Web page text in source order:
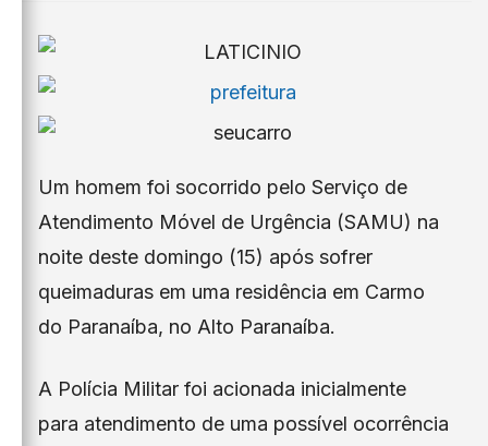
Um homem foi socorrido pelo Serviço de
Atendimento Móvel de Urgência (SAMU) na
noite deste domingo (15) após sofrer
queimaduras em uma residência em Carmo
do Paranaíba, no Alto Paranaíba.
A Polícia Militar foi acionada inicialmente
para atendimento de uma possível ocorrência